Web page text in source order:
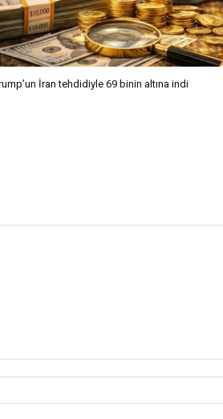
İran tehdidiyle 69 binin altına indi